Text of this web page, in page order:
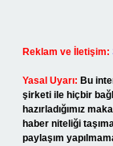
Reklam ve İletişim:
Yasal Uyarı: Bu
şirketi ile hiçbir
hazırladığımız
haber niteliği
paylaşım